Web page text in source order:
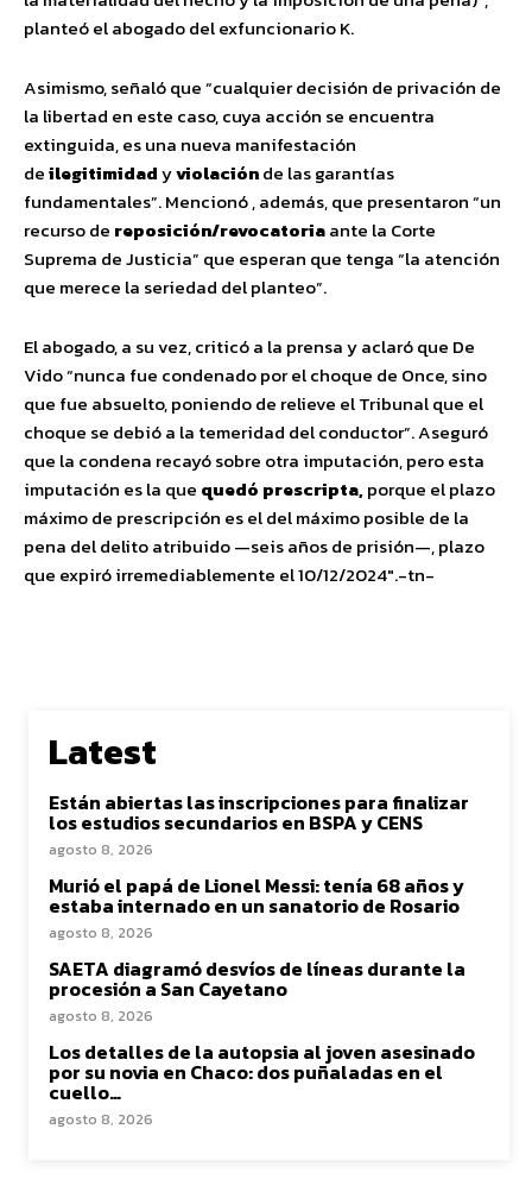
planteó el abogado del exfuncionario K.
Asimismo, señaló que “cualquier decisión de privación de
la libertad en este caso, cuya acción se encuentra
extinguida, es una nueva manifestación
deilegitimidadyviolaciónde las garantías
fundamentales”. Mencionó , además, que presentaron “un
recurso de reposición/revocatoriaante la Corte
Suprema de Justicia” que esperan que tenga “la atención
que merece la seriedad del planteo”.
El abogado, a su vez, criticó a la prensa y aclaró que De
Vido “nunca fue condenado por el choque de Once, sino
que fue absuelto, poniendo de relieve el Tribunal que el
choque se debió a la temeridad del conductor”. Aseguró
que la condena recayó sobre otra imputación, pero esta
imputación es la que quedó prescripta,porque el plazo
máximo de prescripción es el del máximo posible de la
pena del delito atribuido —seis años de prisión—, plazo
que expiró irremediablemente el 10/12/2024″.-tn-
Latest
Están abiertas las inscripciones para finalizar
los estudios secundarios en BSPA y CENS
agosto 8, 2026
Murió el papá de Lionel Messi: tenía 68 años y
estaba internado en un sanatorio de Rosario
agosto 8, 2026
SAETA diagramó desvíos de líneas durante la
procesión a San Cayetano
agosto 8, 2026
Los detalles de la autopsia al joven asesinado
por su novia en Chaco: dos puñaladas en el
cuello…
agosto 8, 2026